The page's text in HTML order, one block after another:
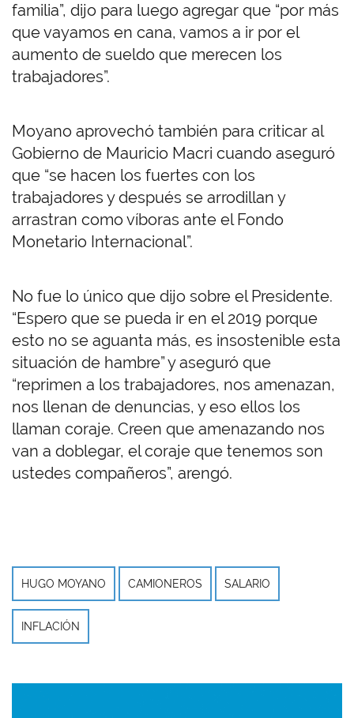
familia”, dijo para luego agregar que “por más
que vayamos en cana, vamos a ir por el
aumento de sueldo que merecen los
trabajadores”.
Moyano aprovechó también para criticar al
Gobierno de Mauricio Macri cuando aseguró
que “se hacen los fuertes con los
trabajadores y después se arrodillan y
arrastran como víboras ante el Fondo
Monetario Internacional”.
No fue lo único que dijo sobre el Presidente.
“Espero que se pueda ir en el 2019 porque
esto no se aguanta más, es insostenible esta
situación de hambre” y aseguró que
“reprimen a los trabajadores, nos amenazan,
nos llenan de denuncias, y eso ellos los
llaman coraje. Creen que amenazando nos
van a doblegar, el coraje que tenemos son
ustedes compañeros”, arengó.
HUGO MOYANO CAMIONEROS SALARIO
INFLACIÓN